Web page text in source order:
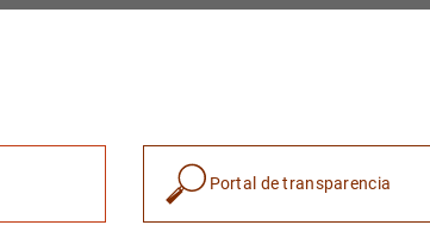
Portal de transparencia